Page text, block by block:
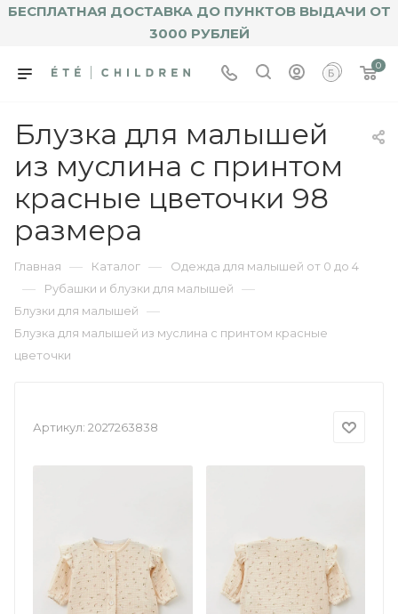
БЕСПЛАТНАЯ ДОСТАВКА ДО ПУНКТОВ ВЫДАЧИ ОТ
3000 РУБЛЕЙ
0
Блузка для малышей
из муслина с принтом
красные цветочки 98
размера
Главная — Каталог — Одежда для малышей от 0 до 4
— Рубашки и блузки для малышей —
Блузки для малышей —
Блузка для малышей из муслина с принтом красные
цветочки
Артикул: 2027263838